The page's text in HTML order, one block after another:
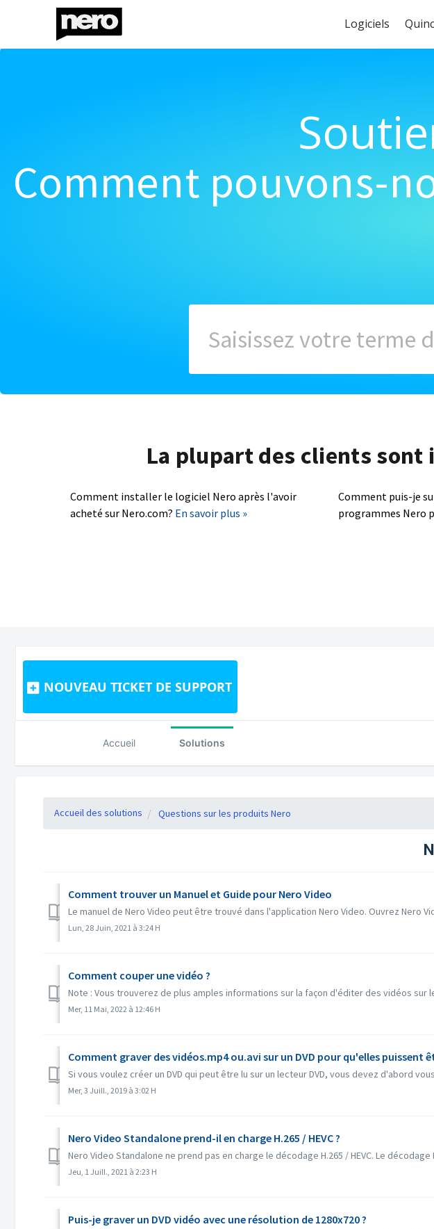
Logiciels
Comment pouvons-
La plupart des clients sont
Comment installer le logiciel Nero après l'avoir
acheté sur Nero.com? En savoir plus »
Comment puis-je
programmes Nero
NOUVEAU TICKET DE SUPPORT
Accueil Solutions
Accueil des solutions Questions sur les produits Nero
Comment trouver un Manuel et Guide pour Nero Video
Le manuel de Nero Video peut être trouvé dans l'application Nero Video. Ouvrez Nero
Lun, 28 Juin, 2021 à 3:24 H
Comment couper une vidéo ?
Note : Vous trouverez de plus amples informations sur la façon d'éditer des vidéos sur
Mer, 11 Mai, 2022 à 12:46 H
Comment graver des vidéos.mp4 ou.avi sur un DVD pour qu'elles puissent
Si vous voulez créer un DVD qui peut être lu sur un lecteur DVD, vous devez d'abord
Mer, 3 Juill., 2019 à 3:02 H
Nero Video Standalone prend-il en charge H.265 / HEVC ?
Nero Video Standalone ne prend pas en charge le décodage H.265 / HEVC. Le
Jeu, 1 Juill., 2021 à 2:23 H
Puis-je graver un DVD vidéo avec une résolution de 1280x720 ?